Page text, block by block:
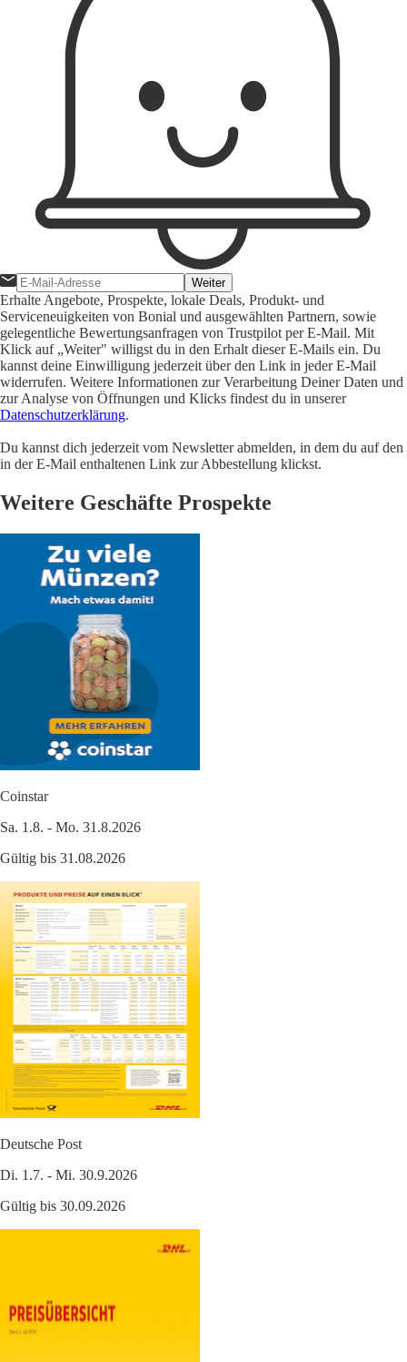
Weiter
Erhalte Angebote, Prospekte, lokale Deals, Produkt- und
Serviceneuigkeiten von Bonial und ausgewählten Partnern, sowie
gelegentliche Bewertungsanfragen von Trustpilot per E-Mail. Mit
Klick auf „Weiter" willigst du in den Erhalt dieser E-Mails ein. Du
kannst deine Einwilligung jederzeit über den Link in jeder E-Mail
widerrufen. Weitere Informationen zur Verarbeitung Deiner Daten und
zur Analyse von Öffnungen und Klicks findest du in unserer
Datenschutzerklärung.
Du kannst dich jederzeit vom Newsletter abmelden, in dem du auf den
in der E-Mail enthaltenen Link zur Abbestellung klickst.
Weitere Geschäfte Prospekte
Coinstar
Sa. 1.8. - Mo. 31.8.2026
Gültig bis 31.08.2026
Deutsche Post
Di. 1.7. - Mi. 30.9.2026
Gültig bis 30.09.2026